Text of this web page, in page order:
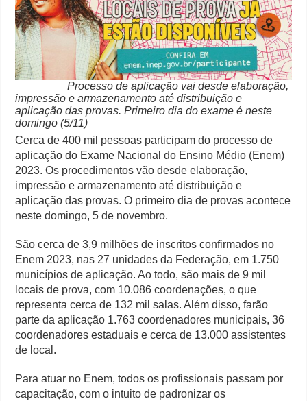
Especialistas Revelam os Riscos dos Ventos de 76 km/h no Rio
Copom e Itaú Dominam Hoje as Apostas do Mercado Financeiro
Família Livre, Senador Investigado: O Que Mudou na Operação
Controverso: IBS e CBS Dividem Empresários na Reforma
prova
do
Enem
2023
Processo de aplicação vai desde elaboração,
impressão e armazenamento até distribuição e
aplicação das provas. Primeiro dia do exame é neste
domingo (5/11)
Cerca de 400 mil pessoas participam do processo de
aplicação do Exame Nacional do Ensino Médio (Enem)
2023. Os procedimentos vão desde elaboração,
impressão e armazenamento até distribuição e
aplicação das provas. O primeiro dia de provas acontece
neste domingo, 5 de novembro.
São cerca de 3,9 milhões de inscritos confirmados no
Enem 2023, nas 27 unidades da Federação, em 1.750
municípios de aplicação. Ao todo, são mais de 9 mil
locais de prova, com 10.086 coordenações, o que
representa cerca de 132 mil salas. Além disso, farão
parte da aplicação 1.763 coordenadores municipais, 36
coordenadores estaduais e cerca de 13.000 assistentes
de local.
Para atuar no Enem, todos os profissionais passam por
capacitação, com o intuito de padronizar os